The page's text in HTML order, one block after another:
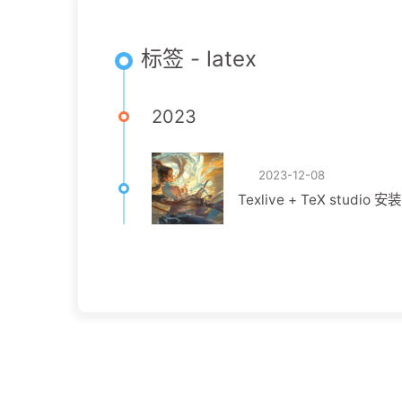
标签 - latex
2023
2023-12-08
Texlive + TeX studio 安装